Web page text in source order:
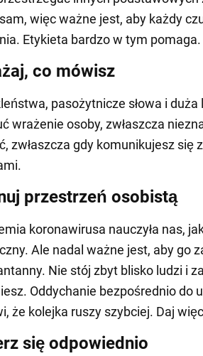
więc ważne jest, aby każdy
Etykieta bardzo w tym pomaga.
co mówisz
pasożytnicze słowa i
wrażenie osoby, zwłaszcza
zwłaszcza gdy komunikujesz się
przestrzeń osobistą
koronawirusa nauczyła nas,
Ale nadal ważne jest, aby go
Nie stój zbyt blisko ludzi i
Oddychanie bezpośrednio do
że kolejka ruszy szybciej. Daj
się odpowiednio